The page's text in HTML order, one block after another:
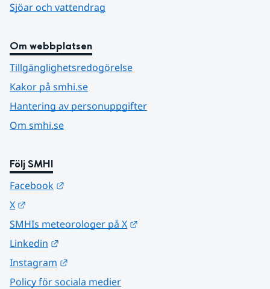
Sjöar och vattendrag
Om webbplatsen
Tillgänglighetsredogörelse
Kakor på smhi.se
Hantering av personuppgifter
Om smhi.se
Följ SMHI
Facebook
X
SMHIs meteorologer på X
Linkedin
Instagram
Policy för sociala medier